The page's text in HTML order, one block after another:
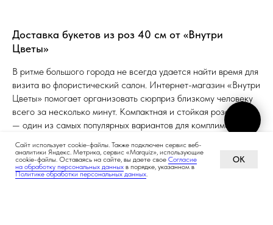
В ритме большого города не всегда удается найти время для
визита во флористический салон. Интернет-магазин «Внутри
Цветы» помогает организовать сюрприз близкому человеку
всего за несколько минут. Компактная и стойкая роза 40 см
— один из самых популярных вариантов для комплимента,
который удобно отправить получателю. Мы работаем в
Ростове-на-Дону круглосуточно, поэтому заказ может быть
Наши сотрудники понимают ответственность, поэтому
бережно перевозят каждую композицию. Несмотря на то, что
Сайт использует cookie-файлы. Также подключен сервис веб-
аналитики Яндекс. Метрика, сервис «Marquiz», использующие
cookie-файлы. Оставаясь на сайте, вы даете свое Согласие
на обработку персональных данных в порядке, указанном в
Политике обработки персональных данных.
OK
ПРОЙТИ ТЕСТ
«Подберём идеальный букет»